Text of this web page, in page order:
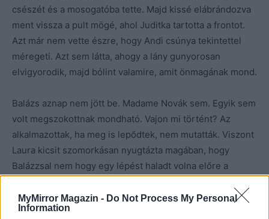
MyMirror Magazin - Do Not Process My Personal
Information
csészét és a mosogatóba tette. Majd kissé elábrándozva
ment vissza a pult mögé, ahol Juditka tartotta a frontot.
Azt már nem vette észre, hogy Andi csúnya tekintettel
méregeti. Azt sem látta, ahogy a lány gunyorosan
elvigyorodik, majd bólint valamire, amit önmagának mond.
Balázs aznap nem jött be. Madame Novák sem. Egyik sem
volt megszokottnak mondható. Vajon mi történt? Az
alkalmazottak, ha meg is lepődtek, nem mutatták. Viszont
Laura kicsit szomorkásan nyugtázta magában, hogy
Balázzsal nem hogy egy lépést haladt volna előre a
Az októberi péntek a vége felé közeledett. Már